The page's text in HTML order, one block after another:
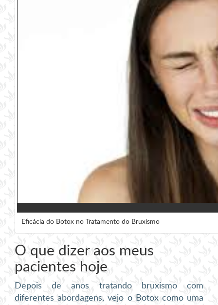
Eficácia do Botox no Tratamento do Bruxismo
O que dizer aos meus
pacientes hoje
Depois de anos tratando bruxismo com
diferentes abordagens, vejo o Botox como uma